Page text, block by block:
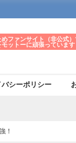
ファンサイト（非公式
ットーに頑張っています
バシーポリシー
強！